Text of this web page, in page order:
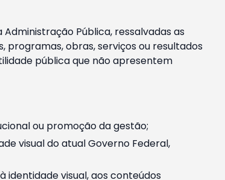
Pública, ressalvadas as
obras, serviços ou resultados
pública que não apresentem
ou promoção da gestão;
visual do atual Governo Federal,
identidade visual, aos conteúdos